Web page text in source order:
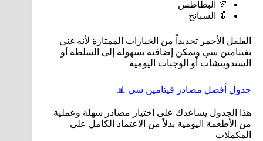
🥔 البطاطس
🥬 السبانخ
الفلفل الأحمر تحديداً من الخيارات الممتازة لأنه غني
بفيتامين سي ويمكن إضافته بسهولة إلى السلطة أو
السندويتشات أو الوجبات اليومية
جدول أفضل مصادر فيتامين سي 📊
هذا الجدول يساعدك على اختيار مصادر سهلة وعملية
من الأطعمة اليومية بدلاً من الاعتماد الكامل على
المكملات